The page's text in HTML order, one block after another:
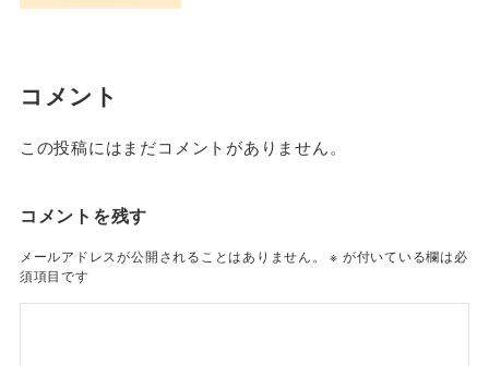
コメント
この投稿にはまだコメントがありません。
コメントを残す
メールアドレスが公開されることはありません。 ※ が付いている欄は必
須項目です